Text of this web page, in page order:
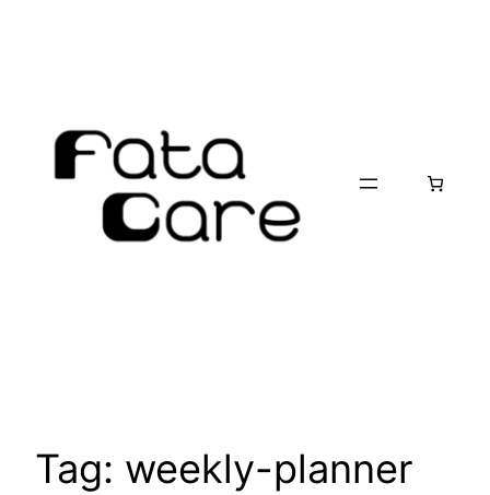
Tag: weekly-planner